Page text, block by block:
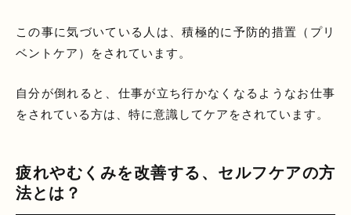
この事に気づいている人は、積極的に予防的措置（プリ
ベントケア）をされています。
自分が倒れると、仕事が立ち行かなくなるようなお仕事
をされている方は、特に意識してケアをされています。
疲れやむくみを改善する、セルフケアの方
法とは？